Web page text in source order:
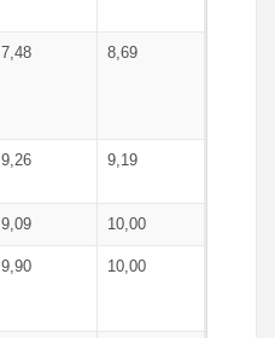
7,48 8,69
9,26 9,19
9,09 10,00
9,90 10,00